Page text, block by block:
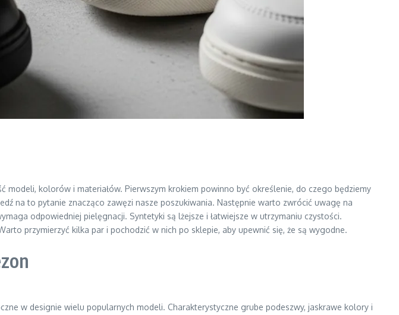
kolorów i materiałów. Pierwszym krokiem powinno być określenie, do czego będziemy
na to pytanie znacząco zawęzi nasze poszukiwania. Następnie warto zwrócić uwagę na
odpowiedniej pielęgnacji. Syntetyki są lżejsze i łatwiejsze w utrzymaniu czystości.
przymierzyć kilka par i pochodzić w nich po sklepie, aby upewnić się, że są wygodne.
w designie wielu popularnych modeli. Charakterystyczne grube podeszwy, jaskrawe kolory i